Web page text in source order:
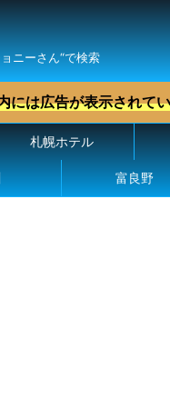
ニーさん“で検索
には広告が表示されて
札幌ホテル
富良野